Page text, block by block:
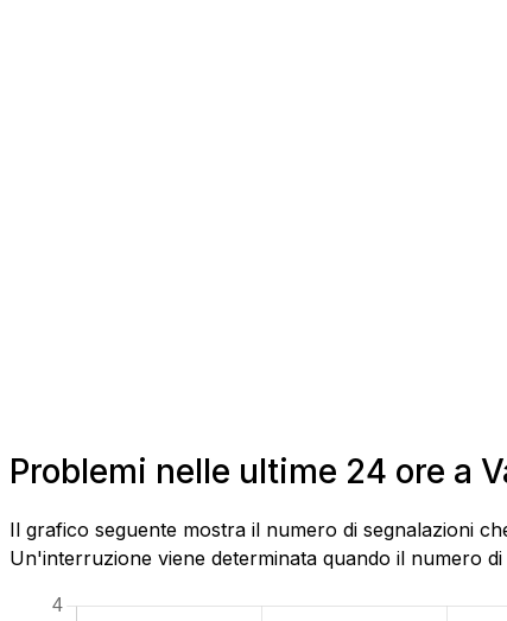
Problemi nelle ultime 24 ore a
Il grafico seguente mostra il numero di segnalazioni
Un'interruzione viene determinata quando il numero